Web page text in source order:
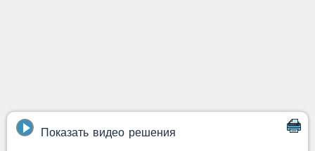
Показать видео решения